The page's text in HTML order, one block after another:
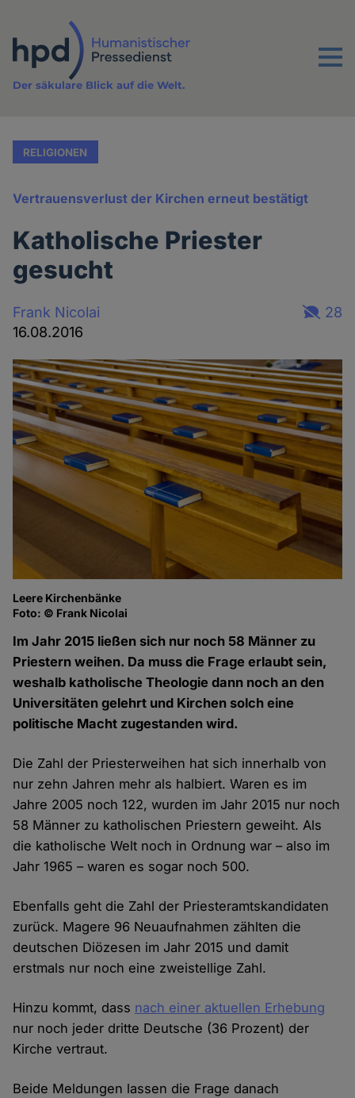
Inhalt
Menu
Der säkulare Blick auf die Welt.
RELIGIONEN
Vertrauensverlust der Kirchen erneut bestätigt
Katholische Priester
gesucht
Frank Nicolai
16.08.2016
28
Leere Kirchenbänke
Foto: © Frank Nicolai
Im Jahr 2015 ließen sich nur noch 58 Männer zu
Priestern weihen. Da muss die Frage erlaubt sein,
weshalb katholische Theologie dann noch an den
Universitäten gelehrt und Kirchen solch eine
politische Macht zugestanden wird.
Die Zahl der Priesterweihen hat sich innerhalb von
nur zehn Jahren mehr als halbiert. Waren es im
Jahre 2005 noch 122, wurden im Jahr 2015 nur noch
58 Männer zu katholischen Priestern geweiht. Als
die katholische Welt noch in Ordnung war – also im
Jahr 1965 – waren es sogar noch 500.
Ebenfalls geht die Zahl der Priesteramtskandidaten
zurück. Magere 96 Neuaufnahmen zählten die
deutschen Diözesen im Jahr 2015 und damit
erstmals nur noch eine zweistellige Zahl.
Hinzu kommt, dass nach einer aktuellen Erhebung
nur noch jeder dritte Deutsche (36 Prozent) der
Kirche vertraut.
Beide Meldungen lassen die Frage danach